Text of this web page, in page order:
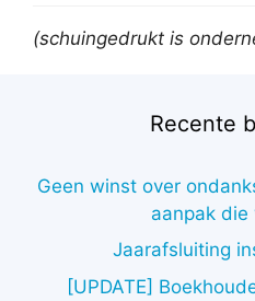
(schuingedrukt is
Recente
Geen winst over
aanpak
Jaarafsluiting
[UPDATE]